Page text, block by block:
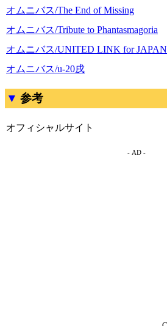
オムニバス/The End of Missing
オムニバス/Tribute to Phantasmagoria
オムニバス/UNITED LINK for JAPAN
オムニバス/u-20戌
参考
オフィシャルサイト
- AD -